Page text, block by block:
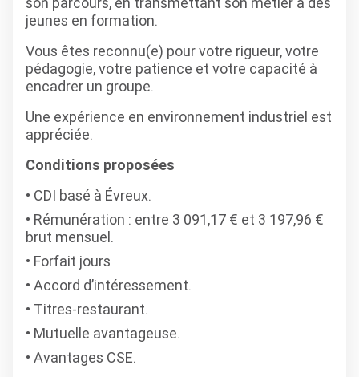
jeunes en formation.
Vous êtes reconnu(e) pour votre rigueur, votre
pédagogie, votre patience et votre capacité à
encadrer un groupe.
Une expérience en environnement industriel est
appréciée.
Conditions proposées
CDI basé à Évreux.
Rémunération : entre 3 091,17 € et 3 197,96 €
brut mensuel.
Forfait jours
Accord d’intéressement.
Titres-restaurant.
Mutuelle avantageuse.
Avantages CSE.